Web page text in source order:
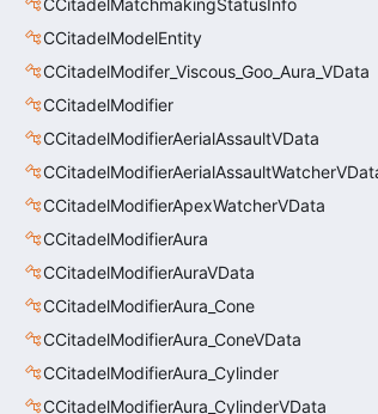
CCitadelModelEntity
CCitadelModifer_Viscous_Goo_Aura_VData
CCitadelModifier
CCitadelModifierAerialAssaultVData
CCitadelModifierApexWatcherVData
CCitadelModifierAura
CCitadelModifierAuraVData
CCitadelModifierAura_Cone
CCitadelModifierAura_ConeVData
CCitadelModifierAura_Cylinder
CCitadelModifierAura_CylinderVData